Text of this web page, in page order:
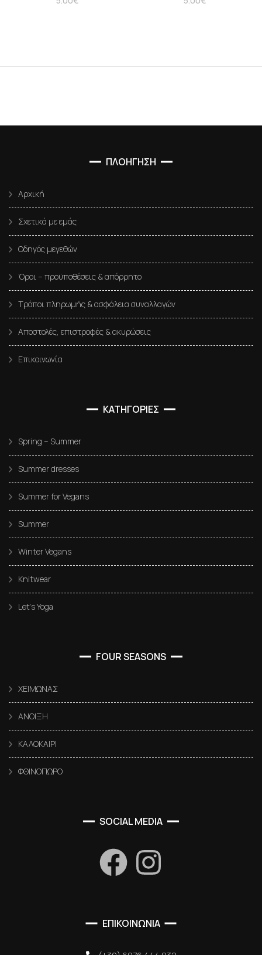
ΠΛΟΗΓΗΣΗ
Αρχική
Σχετικά με εμάς
Οδηγός μεγεθών
Όροι – προϋποθέσεις & απόρρητο
Τρόποι πληρωμής & ασφάλεια συναλλαγών
Αποστολές, επιστροφές & ακυρώσεις
Επικοινωνία
ΚΑΤΗΓΟΡΙΕΣ
Spring – Summer
Summer dresses
Summer for Vegans
Summer
Winter Vegans
Knitwear
Let’s Yoga
FOUR SEASONS
ΧΕΙΜΩΝΑΣ
ΑΝΟΙΞΗ
ΚΑΛΟΚΑΙΡΙ
ΦΘΙΝΟΠΩΡΟ
SOCIAL MEDIA
ΕΠΙΚΟΙΝΩΝΙΑ